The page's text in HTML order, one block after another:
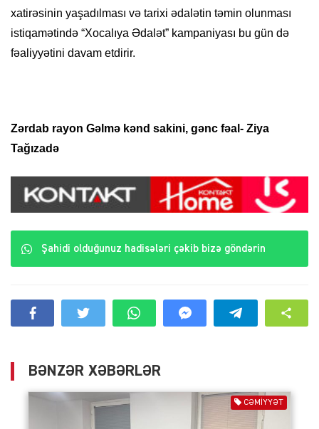
xatirəsinin yaşadılması və tarixi ədalətin təmin olunması
istiqamətində “Xocalıya Ədalət” kampaniyası bu gün də
fəaliyyətini davam etdirir.
Zərdab rayon Gəlmə kənd sakini, gənc fəal- Ziya
Tağızadə
Şahidi olduğunuz hadisələri çəkib bizə göndərin
BƏNZƏR XƏBƏRLƏR
CƏMIYYƏT